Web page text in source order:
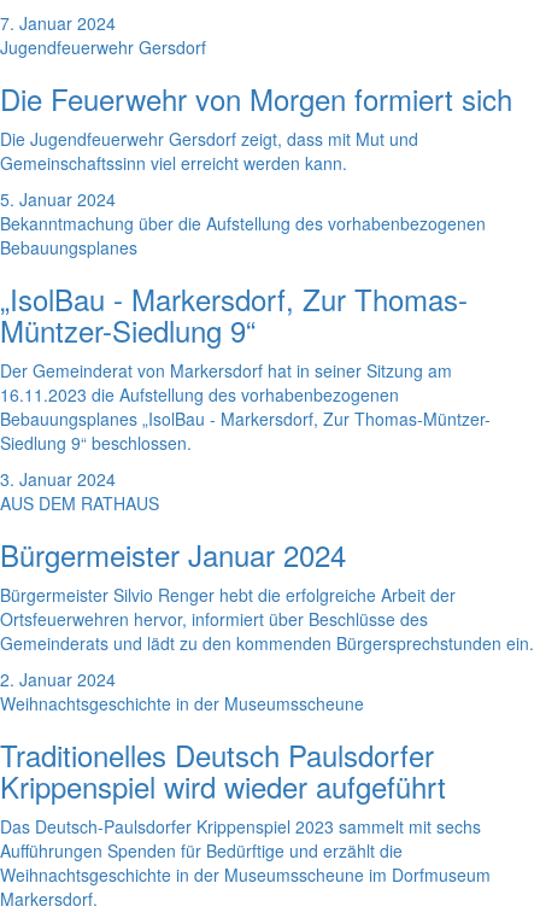
7. Januar 2024
Jugendfeuerwehr Gersdorf
Die Feuerwehr von Morgen formiert sich
Die Jugendfeuerwehr Gersdorf zeigt, dass mit Mut und
Gemeinschaftssinn viel erreicht werden kann.
5. Januar 2024
Bekanntmachung über die Aufstellung des vorhabenbezogenen
Bebauungsplanes
„IsolBau - Markersdorf, Zur Thomas-
Müntzer-Siedlung 9“
Der Gemeinderat von Markersdorf hat in seiner Sitzung am
16.11.2023 die Aufstellung des vorhabenbezogenen
Bebauungsplanes „IsolBau - Markersdorf, Zur Thomas-Müntzer-
Siedlung 9“ beschlossen.
3. Januar 2024
AUS DEM RATHAUS
Bürgermeister Januar 2024
Bürgermeister Silvio Renger hebt die erfolgreiche Arbeit der
Ortsfeuerwehren hervor, informiert über Beschlüsse des
Gemeinderats und lädt zu den kommenden Bürgersprechstunden ein.
2. Januar 2024
Weihnachtsgeschichte in der Museumsscheune
Traditionelles Deutsch Paulsdorfer
Krippenspiel wird wieder aufgeführt
Das Deutsch-Paulsdorfer Krippenspiel 2023 sammelt mit sechs
Aufführungen Spenden für Bedürftige und erzählt die
Weihnachtsgeschichte in der Museumsscheune im Dorfmuseum
Markersdorf.